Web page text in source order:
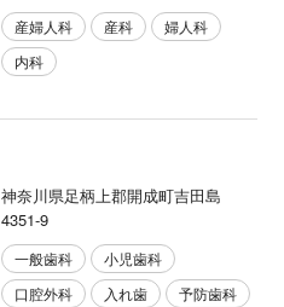
産婦人科 産科
婦人科
内科
神奈川県足柄上郡開成町吉田島
4351-9
一般歯科
小児歯科
口腔外科
入れ歯
予防歯科